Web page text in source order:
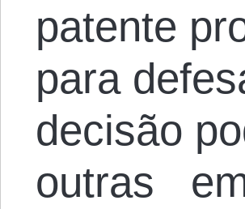
patente
para
decisão
outras